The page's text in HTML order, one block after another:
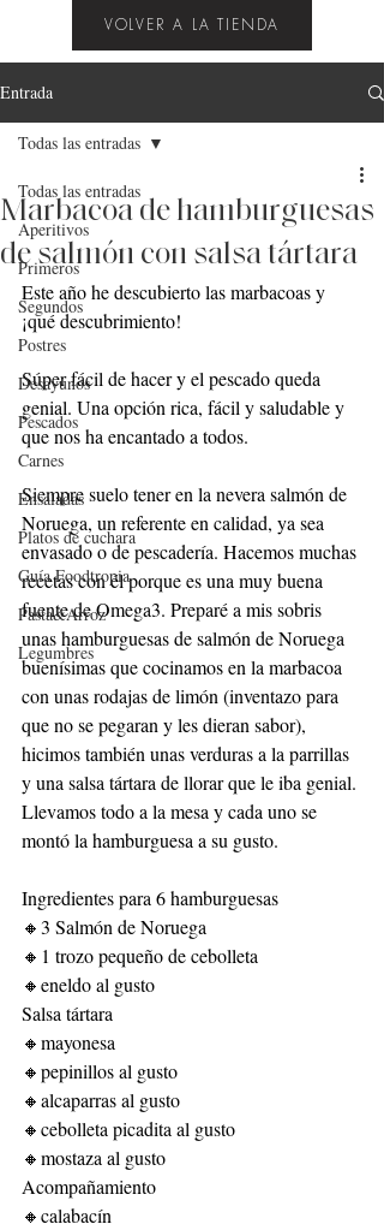
VOLVER A LA TIENDA
Entrada
Todas las entradas
Aperitivos
Primeros
Segundos
Postres
Desayunos
Pescados
Carnes
Ensaladas
Platos de cuchara
Guía Foodtropia
Pasta&Arroz
Legumbres
Todas las entradas
Marbacoa de hamburguesas
de salmón con salsa tártara
Este año he descubierto las marbacoas y
¡qué descubrimiento!
Súper fácil de hacer y el pescado queda
genial. Una opción rica, fácil y saludable y
que nos ha encantado a todos.
Siempre suelo tener en la nevera salmón de
Noruega, un referente en calidad, ya sea
envasado o de pescadería. Hacemos muchas
recetas con él porque es una muy buena
fuente de Omega3. Preparé a mis sobris
unas hamburguesas de salmón de Noruega
buenísimas que cocinamos en la marbacoa
con unas rodajas de limón (inventazo para
que no se pegaran y les dieran sabor),
hicimos también unas verduras a la parrillas
y una salsa tártara de llorar que le iba genial.
Llevamos todo a la mesa y cada uno se
montó la hamburguesa a su gusto.
Ingredientes para 6 hamburguesas
🔸3 Salmón de Noruega
🔸1 trozo pequeño de cebolleta
🔸eneldo al gusto
Salsa tártara
🔸mayonesa
🔸pepinillos al gusto
🔸alcaparras al gusto
🔸cebolleta picadita al gusto
🔸mostaza al gusto
Acompañamiento
🔸calabacín